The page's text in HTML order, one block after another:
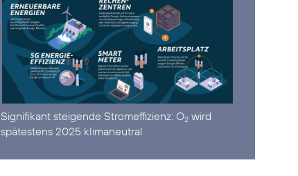
Signifikant steigende Stromeffizienz: O2 wird
spätestens 2025 klimaneutral